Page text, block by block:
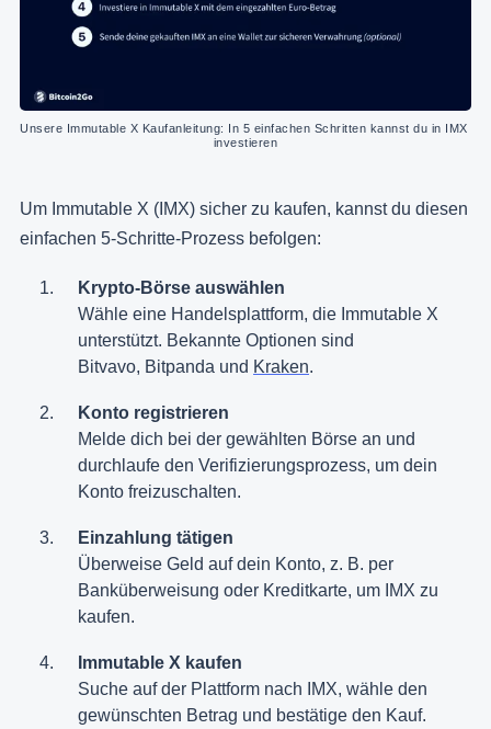
Unsere Immutable X Kaufanleitung: In 5 einfachen Schritten kannst du in IMX
investieren
Um Immutable X (IMX) sicher zu kaufen, kannst du diesen
einfachen 5-Schritte-Prozess befolgen:
Krypto-Börse auswählen
Wähle eine Handelsplattform, die Immutable X
unterstützt. Bekannte Optionen sind
Bitvavo, Bitpanda und Kraken.
Konto registrieren
Melde dich bei der gewählten Börse an und
durchlaufe den Verifizierungsprozess, um dein
Konto freizuschalten.
Einzahlung tätigen
Überweise Geld auf dein Konto, z. B. per
Banküberweisung oder Kreditkarte, um IMX zu
kaufen.
Immutable X kaufen
Suche auf der Plattform nach IMX, wähle den
gewünschten Betrag und bestätige den Kauf.